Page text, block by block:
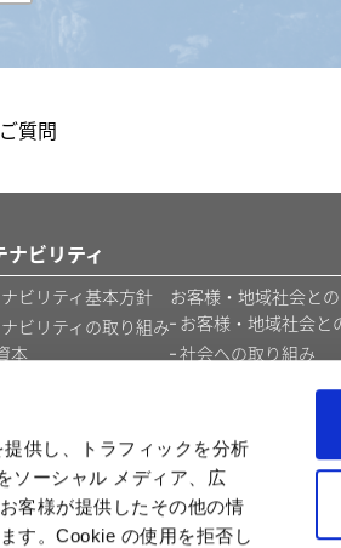
供し、トラフィックを分析
ソーシャル メディア、広
客様が提供したその他の情
す。Cookie の使用を拒否し
質問
ナビリティ
ビリティ基本方針​
ビリティの取り組み
本
お客様・地域社会と
お客様・地域社会と
社会への取り組み
カプコンの教育支援活